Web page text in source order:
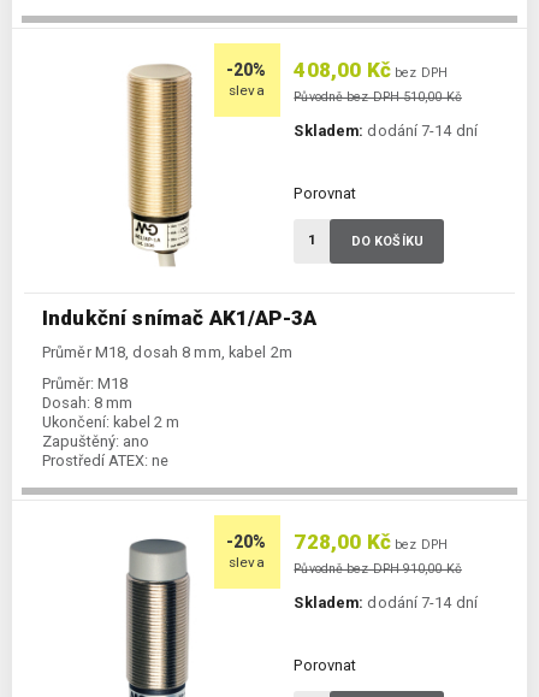
-20%
sleva
Indukční snímač AK1/AP-3A
Průměr M18, dosah 8 mm, kabel 2m
Průměr: M18
Dosah: 8 mm
Ukončení: kabel 2 m
Zapuštěný: ano
Prostředí ATEX: ne
408,00 Kč bez DPH
Původně bez DPH 510,00 Kč
Skladem: dodání 7-14 dní
Porovnat
DO KOŠÍKU
-20%
sleva
728,00 Kč bez DPH
Původně bez DPH 910,00 Kč
Skladem: dodání 7-14 dní
Porovnat